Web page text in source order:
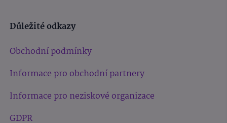
Důležité odkazy
Obchodní podmínky
Informace pro obchodní partnery
Informace pro neziskové organizace
GDPR